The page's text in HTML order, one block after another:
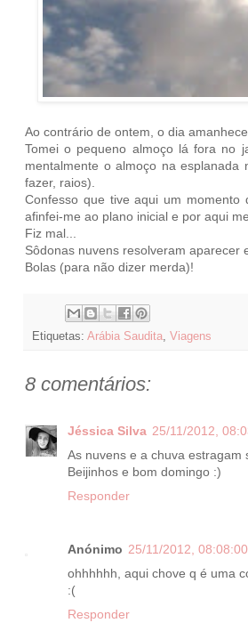
Ao contrário de ontem, o dia
Tomei o pequeno almoço lá fora no
mentalmente o almoço na
fazer, raios).
Confesso que tive aqui um
afinfei-me ao plano inicial e por aqui
Fiz mal...
Sôdonas nuvens resolveram aparecer
Bolas (para não dizer merda)!
Etiquetas: Arábia Saudita Viagens
8 comentários:
Jéssica Silva 25/11/2012,
As nuvens e a chuva estragam
Beijinhos e bom domingo :)
Responder
Anónimo 25/11/2012, 08:08:00
ohhhhhh, aqui chove q é uma
:(
Responder